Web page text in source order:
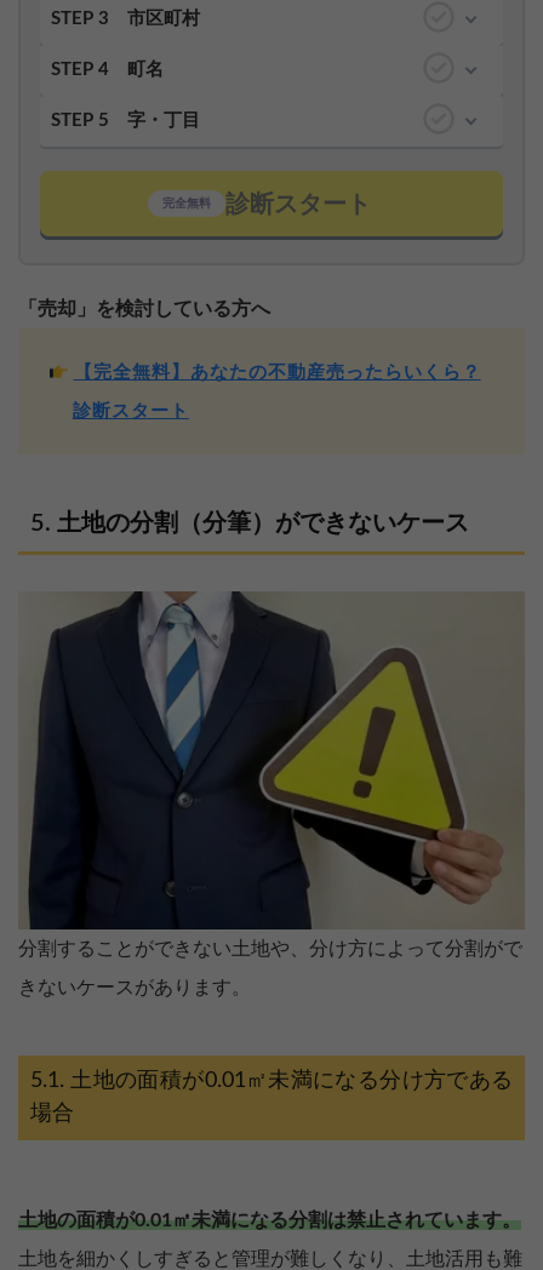
STEP 3 市区町村
STEP 4 町名
STEP 5 字・丁目
完全無料 診断スタート
「売却」を検討している方へ
【完全無料】あなたの不動産売ったらいくら？
診断スタート
土地の分割（分筆）ができないケース
分割することができない土地や、分け方によって分割がで
きないケースがあります。
土地の面積が0.01㎡未満になる分け方である
場合
土地の面積が0.01㎡未満になる分割は禁止されています。
土地を細かくしすぎると管理が難しくなり、土地活用も難